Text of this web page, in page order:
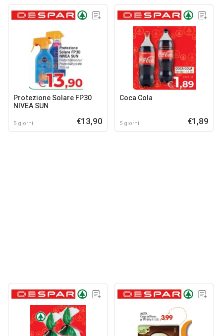
Protezione Solare FP30
NIVEA SUN
5 giorni €13,90
Coca Cola
5 giorni €1,89